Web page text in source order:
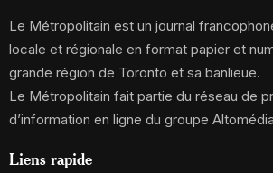
Le Métropolitain est un journal
locale et régionale en format papier et
grande région de Toronto et sa banlieue.
Le Métropolitain fait partie du réseau de
d’information en ligne du groupe
Liens rapide